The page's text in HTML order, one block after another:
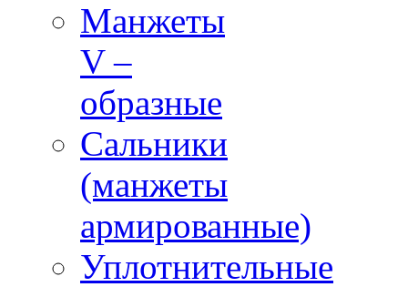
Манжеты
V –
образные
Сальники
(манжеты
армированные)
Уплотнительные